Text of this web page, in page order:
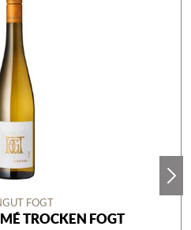
FOGT
TROCKEN FOGT